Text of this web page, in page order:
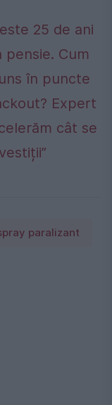
25 de ani
Cum
în puncte
Expert
cât se
paralizant